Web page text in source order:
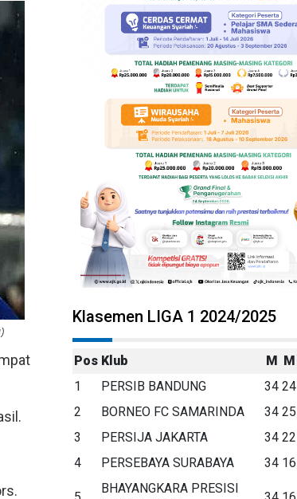
Klasemen LIGA 1 2024/2025
Pos Klub M M
1
PERSIB BANDUNG 34 24
2
BORNEO FC SAMARINDA 34 25
3
PERSIJA JAKARTA 34 22
4
PERSEBAYA SURABAYA 34 16
BHAYANGKARA PRESISI